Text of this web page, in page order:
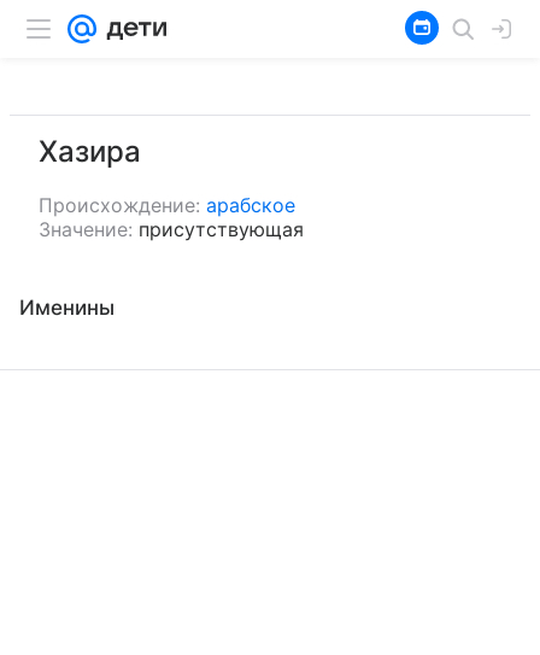
Хазира
Происхождение: арабское
Значение: присутствующая
Именины